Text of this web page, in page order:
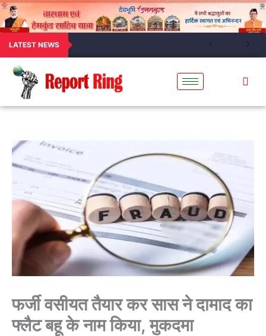
LATEST NEWS
फर्जी वसीयत तैयार कर सास ने दामाद का
फ्लैट बहू के नाम किया, मुकदमा